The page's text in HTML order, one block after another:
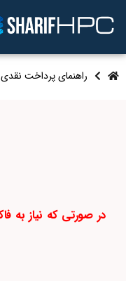
راهنمای پرداخت
در صورتی‌ که نیاز به